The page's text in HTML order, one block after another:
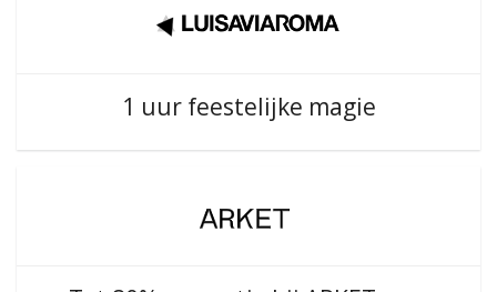
1 uur feestelijke magie